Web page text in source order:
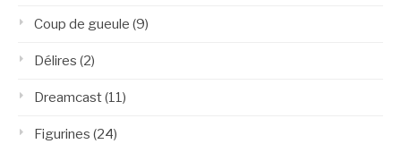
Coup de gueule (9)
Délires (2)
Dreamcast(11)
Figurines (24)